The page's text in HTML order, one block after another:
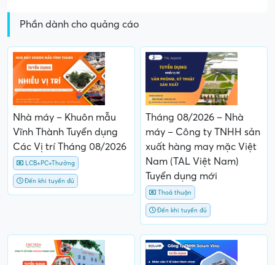
Phần dành cho quảng cáo
Nhà máy – Khuôn mẫu
Vĩnh Thành Tuyển dụng
Các Vị trí Tháng 08/2026
LCB+PC+Thưởng
Đến khi tuyển đủ
Tháng 08/2026 – Nhà
máy – Công ty TNHH sản
xuất hàng may mặc Việt
Nam (TAL Việt Nam)
Tuyển dụng mới
Thoả thuận
Đến khi tuyển đủ